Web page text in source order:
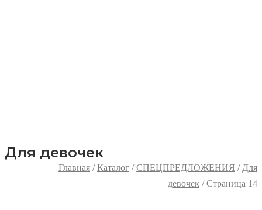
Для девочек
Главная /Каталог /СПЕЦПРЕДЛОЖЕНИЯ / Для
девочек / Страница 14